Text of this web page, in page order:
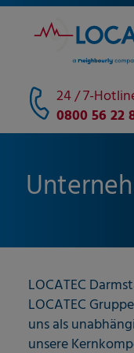
24 / 7-
0800 56 22
LOCATEC
LOCATEC
uns als
unsere